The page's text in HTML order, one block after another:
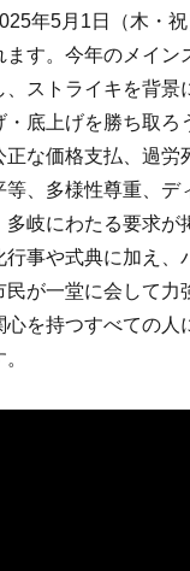
年5月1日（木・
ます。今年のメイン
、ストライキを背景
・底上げを勝ち取ろ
正な価格支払、過労
等、多様性尊重、デ
多岐にわたる要求が
行事や式典に加え、
民が一堂に会して力
心を持つすべての人